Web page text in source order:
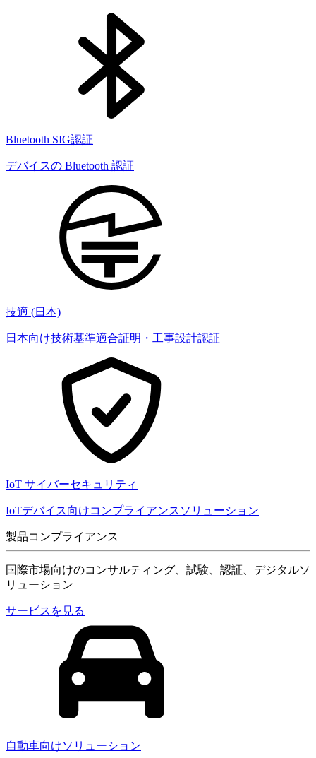
Bluetooth SIG認証
デバイスの Bluetooth 認証
技適 (日本)
日本向け技術基準適合証明・工事設計認証
IoT サイバーセキュリティ
IoTデバイス向けコンプライアンスソリューション
製品コンプライアンス
国際市場向けのコンサルティング、試験、認証、デジタルソ
リューション
サービスを見る
自動車向けソリューション